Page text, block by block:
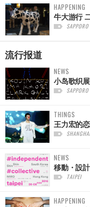
HAPPENING
牛大游行
SAPPORO
流行报道
NEWS
小岛歌织展
SAPPORO
THINGS
王力宏的
NEWS
移動・設
TAIPEI
HAPPENING